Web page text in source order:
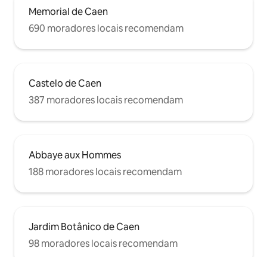
Memorial de Caen
690 moradores locais recomendam
Castelo de Caen
387 moradores locais recomendam
Abbaye aux Hommes
188 moradores locais recomendam
Jardim Botânico de Caen
98 moradores locais recomendam